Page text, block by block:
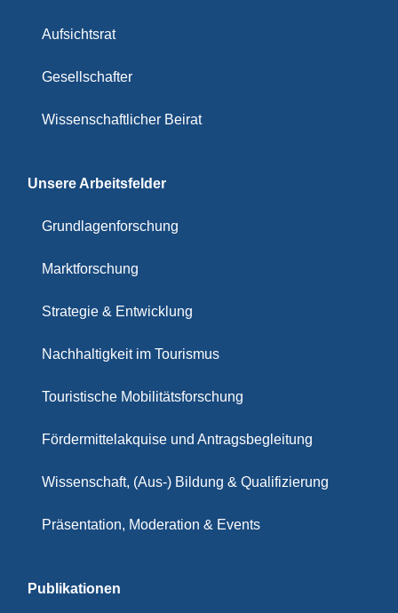
Aufsichtsrat
Gesellschafter
Wissenschaftlicher Beirat
Unsere Arbeitsfelder
Grundlagenforschung
Marktforschung
Strategie & Entwicklung
Nachhaltigkeit im Tourismus
Touristische Mobilitätsforschung
Fördermittelakquise und Antragsbegleitung
Wissenschaft, (Aus-) Bildung & Qualifizierung
Präsentation, Moderation & Events
Publikationen